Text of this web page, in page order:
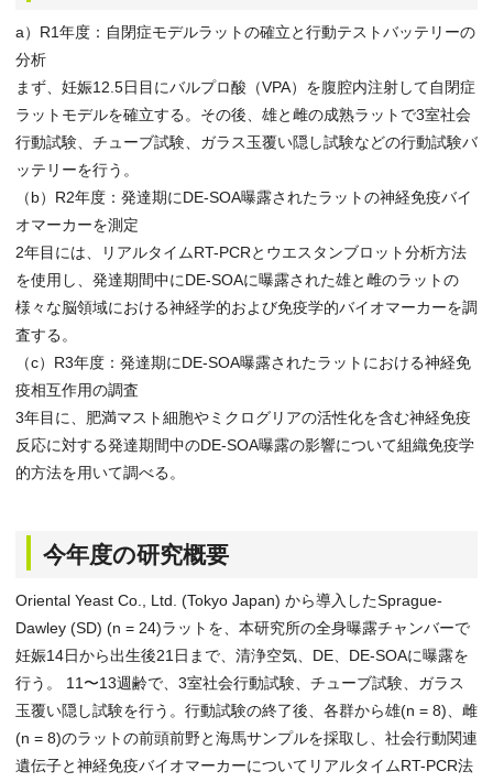
a）R1年度：自閉症モデルラットの確立と行動テストバッテリーの
分析
まず、妊娠12.5日目にバルプロ酸（VPA）を腹腔内注射して自閉症
ラットモデルを確立する。その後、雄と雌の成熟ラットで3室社会
行動試験、チューブ試験、ガラス玉覆い隠し試験などの行動試験バ
ッテリーを行う。
（b）R2年度：発達期にDE-SOA曝露されたラットの神経免疫バイ
オマーカーを測定
2年目には、リアルタイムRT-PCRとウエスタンブロット分析方法
を使用し、発達期間中にDE-SOAに曝露された雄と雌のラットの
様々な脳領域における神経学的および免疫学的バイオマーカーを調
査する。
（c）R3年度：発達期にDE-SOA曝露されたラットにおける神経免
疫相互作用の調査
3年目に、肥満マスト細胞やミクログリアの活性化を含む神経免疫
反応に対する発達期間中のDE-SOA曝露の影響について組織免疫学
的方法を用いて調べる。
今年度の研究概要
Oriental Yeast Co., Ltd. (Tokyo Japan) から導入したSprague-
Dawley (SD) (n = 24)ラットを、本研究所の全身曝露チャンバーで
妊娠14日から出生後21日まで、清浄空気、DE、DE-SOAに曝露を
行う。 11〜13週齢で、3室社会行動試験、チューブ試験、ガラス
玉覆い隠し試験を行う。行動試験の終了後、各群から雄(n = 8)、雌
(n = 8)のラットの前頭前野と海馬サンプルを採取し、社会行動関連
遺伝子と神経免疫バイオマーカーについてリアルタイムRT-PCR法